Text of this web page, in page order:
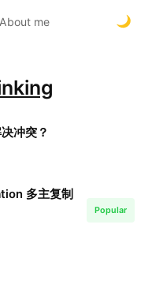
About me
冲突？
多主复制
Popular